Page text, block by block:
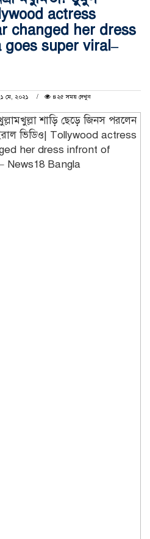
actress
changed her dress
super viral–
মে, ২০২১
৪২৫ সময় দেখুন